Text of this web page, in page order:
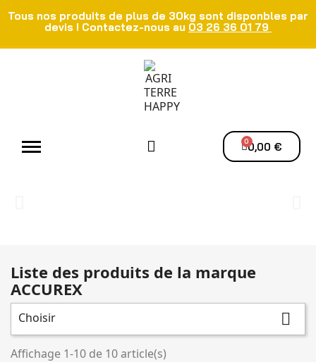
Tous nos produits de plus de 30kg sont disponbles par
devis ! Contactez-nous au 03 26 36 01 79
0,00 €
Liste des produits de la marque
ACCUREX
Choisir 
Affichage 1-10 de 10 article(s)